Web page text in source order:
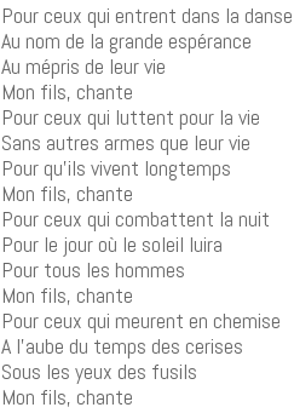
Pour ceux qui entrent dans la danse
Au nom de la grande espérance
Au mépris de leur vie
Mon fils, chante
Pour ceux qui luttent pour la vie
Sans autres armes que leur vie
Pour qu’ils vivent longtemps
Mon fils, chante
Pour ceux qui combattent la nuit
Pour le jour où le soleil luira
Pour tous les hommes
Mon fils, chante
Pour ceux qui meurent en chemise
A l’aube du temps des cerises
Sous les yeux des fusils
Mon fils, chante